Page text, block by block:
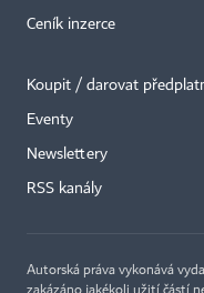
Ceník inzerce
Koupit / darovat
Eventy
Newslettery
RSS kanály
Autorská práva vykonává